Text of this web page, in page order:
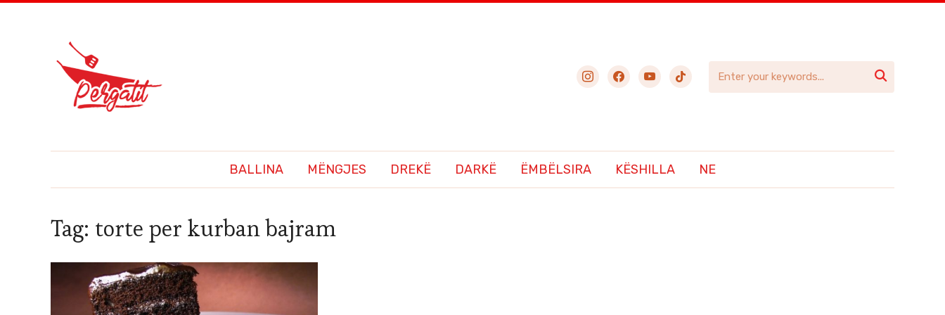
instagramfacebookyoutubetiktok 
BALLINA MËNGJES DREKË DARKË ËMBËLSIRA KËSHILLA NE
Tag: torte per kurban bajram